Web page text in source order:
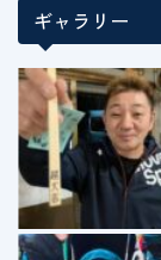
ギャラリー